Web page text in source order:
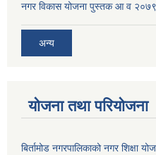
नगर विकास योजना पुस्तक आ व
अन्य
योजना तथा परियोजना
बिर्तामोड नगरपालिकाको नगर